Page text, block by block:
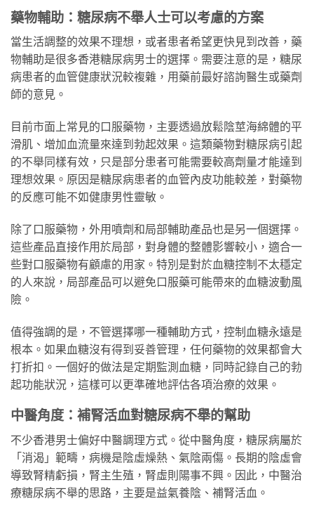
藥物輔助：糖尿病不舉人士可以考慮的方案
當生活調整的效果不理想，或者患者希望更快見到改善，藥
物輔助是很多香港糖尿病男士的選擇。需要注意的是，糖尿
病患者的血管健康狀況較複雜，用藥前最好諮詢醫生或藥劑
師的意見。
目前市面上常見的口服藥物，主要透過放鬆陰莖海綿體的平
滑肌、增加血流量來達到勃起效果。這類藥物對糖尿病引起
的不舉同樣有效，只是部分患者可能需要較高劑量才能達到
理想效果。原因是糖尿病患者的血管內皮功能較差，對藥物
的反應可能不如健康男性靈敏。
除了口服藥物，外用噴劑和局部輔助產品也是另一個選擇。
這些產品直接作用於局部，對身體的整體影響較小，適合一
些對口服藥物有顧慮的用家。特別是對於血糖控制不太穩定
的人來說，局部產品可以避免口服藥可能帶來的血糖波動風
險。
值得強調的是，不管選擇哪一種輔助方式，控制血糖永遠是
根本。如果血糖沒有得到妥善管理，任何藥物的效果都會大
打折扣。一個好的做法是定期監測血糖，同時記錄自己的勃
起功能狀況，這樣可以更準確地評估各項治療的效果。
中醫角度：補腎活血對糖尿病不舉的幫助
不少香港男士偏好中醫調理方式。從中醫角度，糖尿病屬於
「消渴」範疇，病機是陰虛燥熱、氣陰兩傷。長期的陰虛會
導致腎精虧損，腎主生殖，腎虛則陽事不興。因此，中醫治
療糖尿病不舉的思路，主要是益氣養陰、補腎活血。